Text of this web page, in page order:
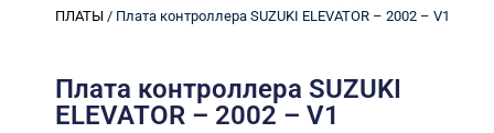
ПЛАТЫ / Плата контроллера SUZUKI ELEVATOR – 2002 – V1
Плата контроллера SUZUKI
ELEVATOR – 2002 – V1